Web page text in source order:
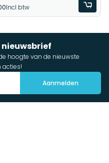
Incl btw
hoogte van de nieuwste
acties!
Aanmelden